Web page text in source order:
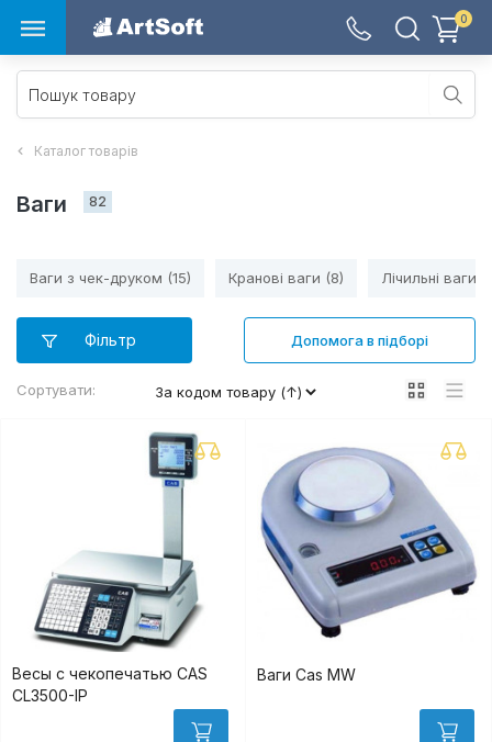
0
Каталог товарів
Ваги 82
Допомога в підборі
Ваги з чек-друком (15) Кранові ваги (8) Лічильні ваги
Сортувати:
Фільтр
Весы с чекопечатью CAS
CL3500-IP
Ваги Cas MW